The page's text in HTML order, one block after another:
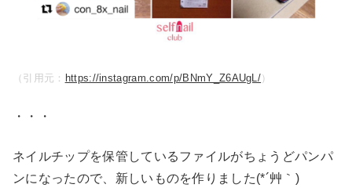
（引用元： https://instagram.com/p/BNmY_Z6AUgL/）
・・・
ネイルチップを保管しているファイルがちょうどパンパ
ンになったので、新しいものを作りました(*´艸｀)